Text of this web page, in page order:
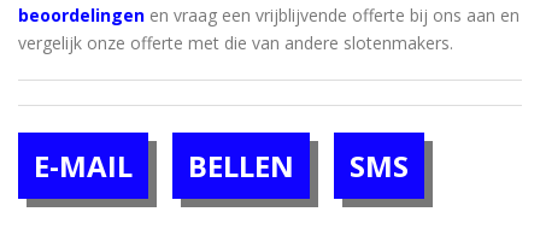
beoordelingen en vraag een vrijblijvende offerte bij ons aan en
vergelijk onze offerte met die van andere slotenmakers.
E-MAIL BELLEN SMS